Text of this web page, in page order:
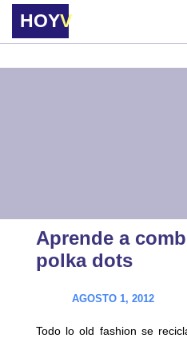
HOYVERE
Aprende a
polka dots
AGOSTO 1, 2012
Todo lo old fashion se